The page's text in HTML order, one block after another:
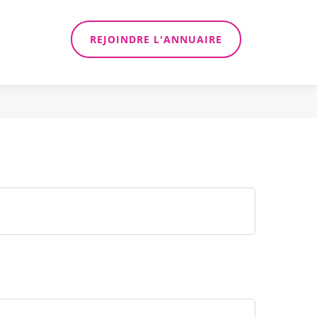
REJOINDRE L'ANNUAIRE